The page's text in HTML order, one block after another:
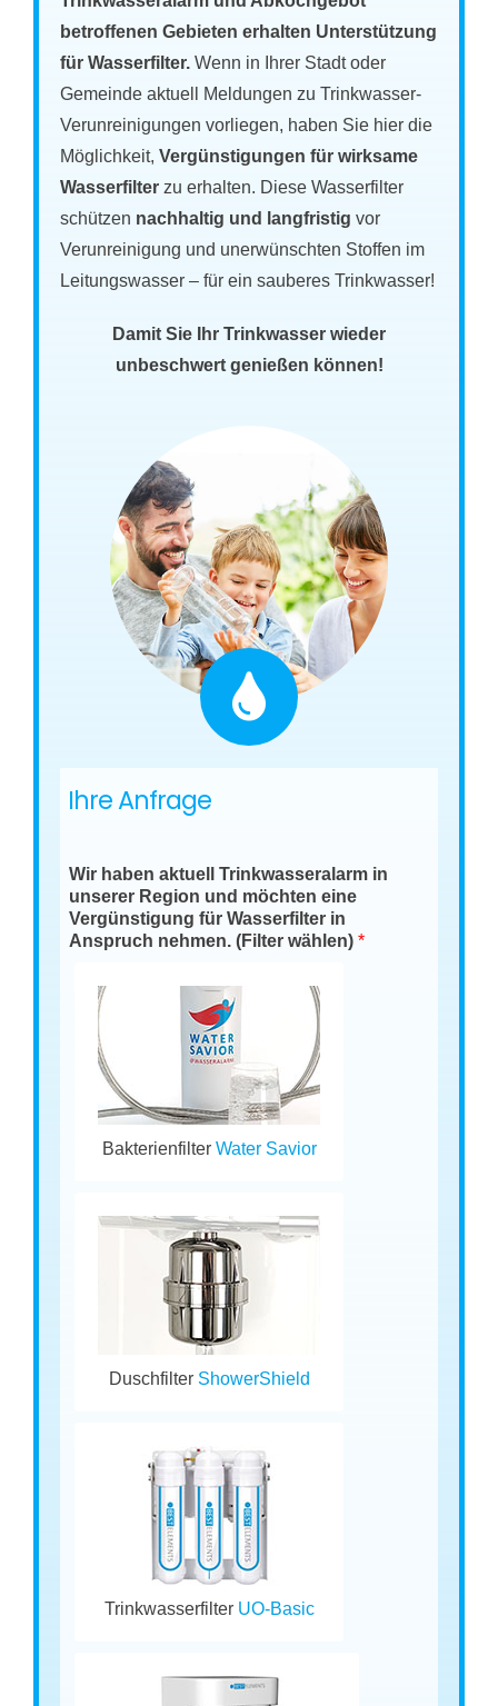
betroffenen Gebieten erhalten Unterstützung
für Wasserfilter.Wenn in Ihrer Stadt oder
Gemeinde aktuell Meldungen zu Trinkwasser-
Verunreinigungen vorliegen, haben Sie hier die
Möglichkeit,Vergünstigungen für wirksame
Wasserfilterzu erhalten. Diese Wasserfilter
schützen nachhaltig und langfristig vor
Verunreinigung und unerwünschten Stoffen im
Leitungswasser – für ein sauberes Trinkwasser!
Damit Sie Ihr Trinkwasser wieder
unbeschwert genießen können!
Ihre Anfrage
Wir haben aktuell Trinkwasseralarm in
unserer Region und möchten eine
Vergünstigung für Wasserfilter in
Anspruch nehmen. (Filter wählen)*
Bakterienfilter Water Savior
Duschfilter ShowerShield
Trinkwasserfilter UO-Basic